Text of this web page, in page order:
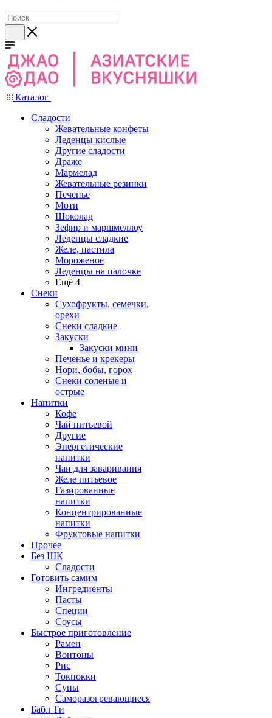
Каталог
Сладости
Жевательные конфеты
Леденцы кислые
Другие сладости
Драже
Мармелад
Жевательные резинки
Печенье
Моти
Шоколад
Зефир и маршмеллоу
Леденцы сладкие
Желе, пастила
Мороженое
Леденцы на палочке
Ещё 4
Снеки
Сухофрукты, семечки,
орехи
Снеки сладкие
Закуски
Закуски мини
Печенье и крекеры
Нори, бобы, горох
Снеки соленые и
острые
Напитки
Кофе
Чай питьевой
Другие
Энергетические
напитки
Чаи для заваривания
Желе питьевое
Газированные
напитки
Концентрированные
напитки
Фруктовые напитки
Прочее
Без ШК
Сладости
Готовить самим
Ингредиенты
Пасты
Специи
Соусы
Быстрое приготовление
Рамен
Вонтоны
Рис
Токпокки
Супы
Саморазогревающиеся
Бабл Ти